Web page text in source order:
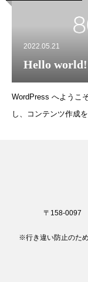
2022.05.21
Hello world!
WordPress へようこ
し、コンテンツ作成
〒158-0097
※行き違い防止のた